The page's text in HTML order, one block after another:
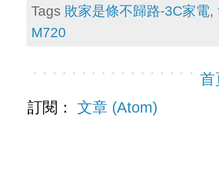
Tags 敗家是條不歸路-3C家電,
M720
首
訂閱： 文章 (Atom)